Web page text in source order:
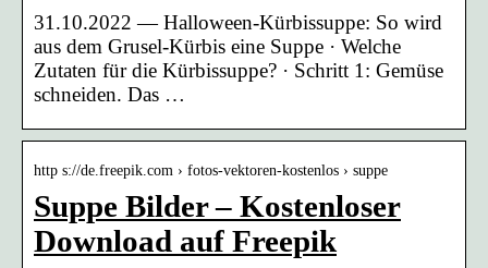
31.10.2022 — Halloween-Kürbissuppe: So wird
aus dem Grusel-Kürbis eine Suppe · Welche
Zutaten für die Kürbissuppe? · Schritt 1: Gemüse
schneiden. Das …
http s://de.freepik.com › fotos-vektoren-kostenlos › suppe
Suppe Bilder – Kostenloser
Download auf Freepik